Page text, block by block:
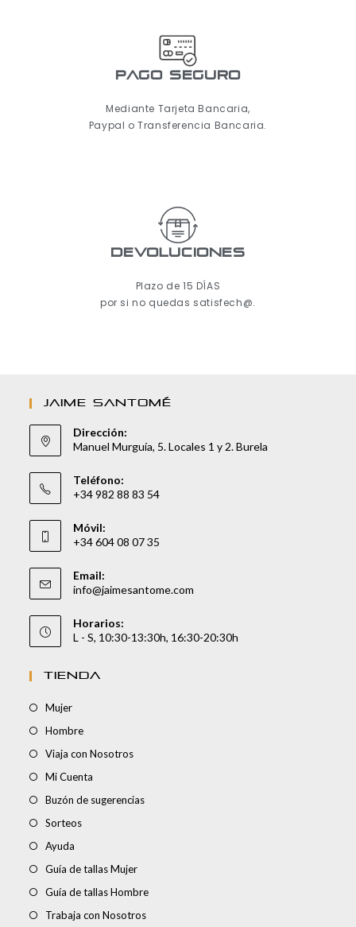
pago seguro
Mediante Tarjeta Bancaria,
Paypal o Transferencia Bancaria.
Devoluciones
Plazo de 15 DÍAS
por si no quedas satisfech@.
JAIME SANTOMÉ
Dirección:
Manuel Murguía, 5. Locales 1 y 2. Burela
Teléfono:
+34 982 88 83 54
Móvil:
+34 604 08 07 35
Email:
info@jaimesantome.com
Horarios:
L - S, 10:30-13:30h, 16:30-20:30h
TIENDA
Mujer
Hombre
Viaja con Nosotros
Mi Cuenta
Buzón de sugerencias
Sorteos
Ayuda
Guía de tallas Mujer
Guía de tallas Hombre
Trabaja con Nosotros